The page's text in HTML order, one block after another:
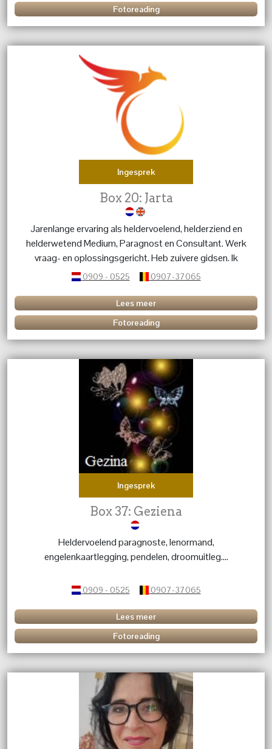
Fotoreading
Ingesprek
Box 20: Jarta
Jarenlange ervaring als heldervoelend, helderziend en
helderwetend Medium, Paragnost en Consultant. Werk
vraag- en oplossingsgericht. Heb zuivere gidsen. Ik
luister, inspireer, maak mensen blij en krachtig en help
0909 - 0525 0907-37065
Lees meer
Fotoreading
Ingesprek
Box 37: Geziena
Heldervoelend paragnoste, lenormand,
engelenkaartlegging, pendelen, droomuitleg....
0909 - 0525 0907-37065
Lees meer
Fotoreading